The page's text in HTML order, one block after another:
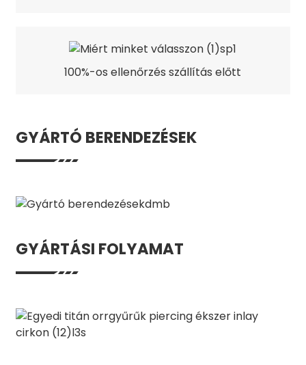
100%-os ellenőrzés szállítás előtt
GYÁRTÓ BERENDEZÉSEK
GYÁRTÁSI FOLYAMAT